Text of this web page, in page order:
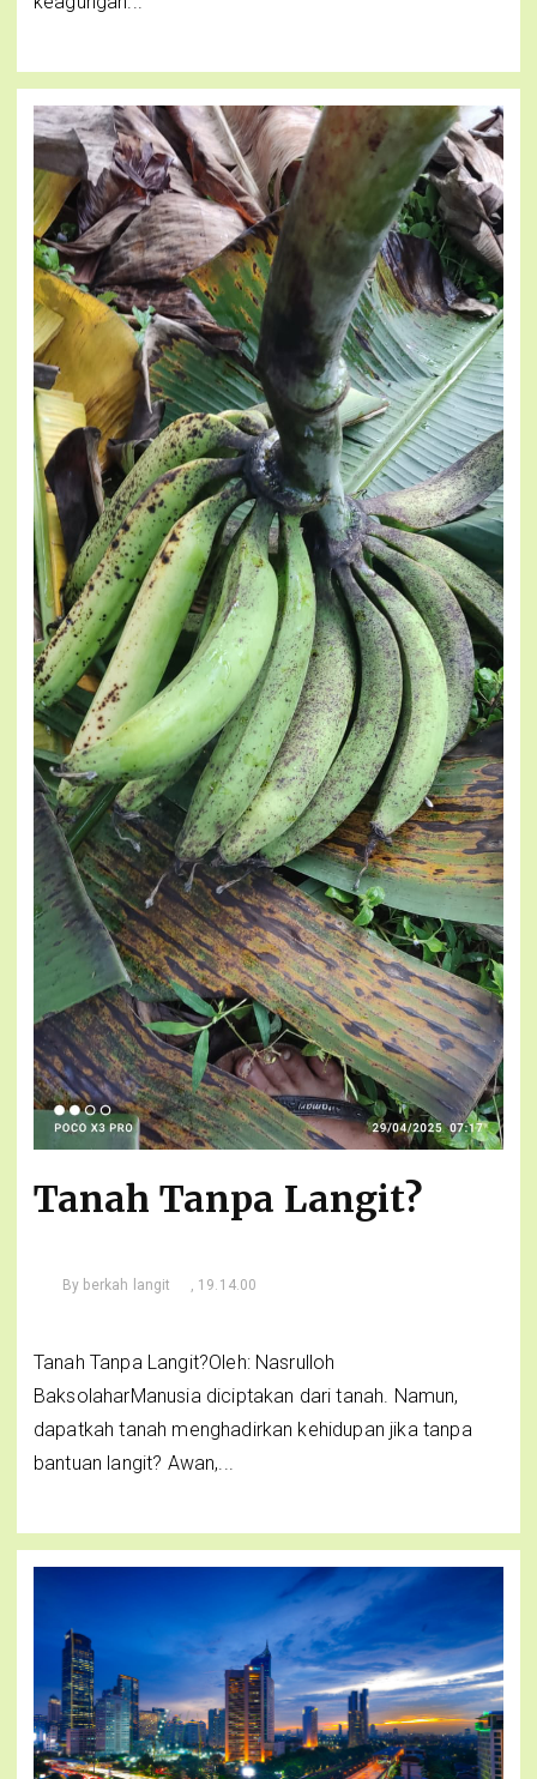
Tanah Tanpa Langit?
By berkah langit , 19.14.00
Tanah Tanpa Langit?Oleh: Nasrulloh
BaksolaharManusia diciptakan dari tanah. Namun,
dapatkah tanah menghadirkan kehidupan jika tanpa
bantuan langit? Awan,...